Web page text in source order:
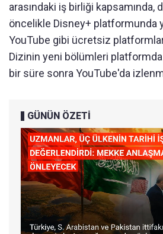
arasındaki iş birliği
öncelikle Disney+ platformunda
YouTube gibi ücretsiz
Dizinin yeni bölümleri platformda
bir süre sonra YouTube'da
GÜNÜN ÖZETİ